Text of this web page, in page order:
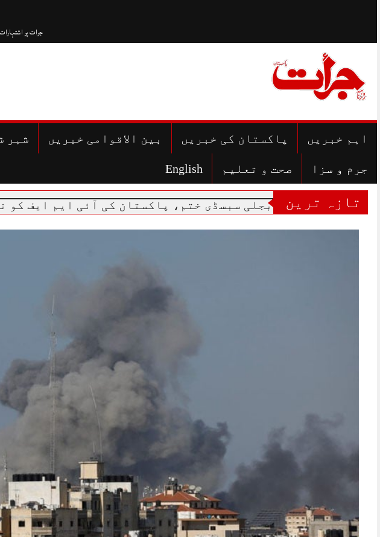
جرات پر
اہم خبریں پاکستان کی خبریں بین الاقوامی خبریں شہر
جرم و سزا صحت و تعلیم English
تازہ ترین